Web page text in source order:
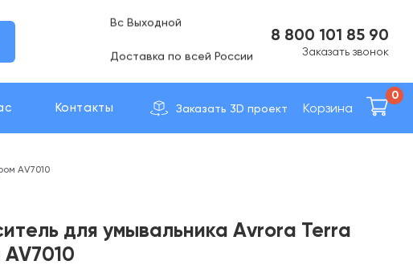
8 800 101 85 90
Заказать звонок
Контакты Заказать 3D проект Корзина
0
AV7010
для умывальника Avrora Terra